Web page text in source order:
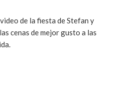
de la fiesta de Stefan y
cenas de mejor gusto a las